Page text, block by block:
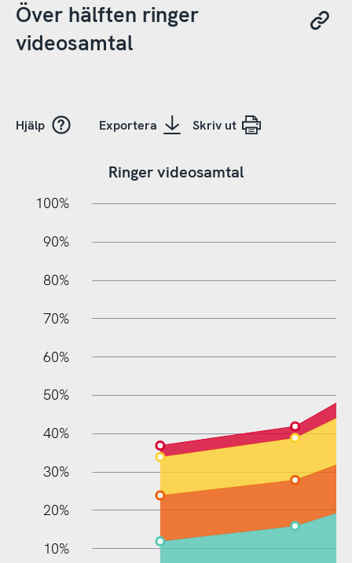
Över hälften ringer
videosamtal
Hjälp Exportera Skriv ut
Ringer videosamtal
10%
100%
90%
80%
70%
60%
50%
40%
30%
20%
10%